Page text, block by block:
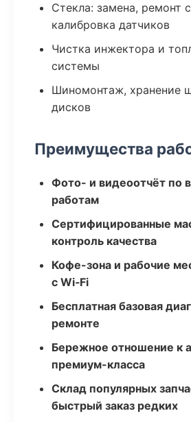
Стекла: замена, ремонт
калибровка датчиков
Чистка инжектора и
системы
Шиномонтаж, хранение
дисков
Преимущества
Фото- и видеоотчёт по
работам
Сертифицированные
контроль качества
Кофе-зона и рабочие
с Wi‑Fi
Бесплатная базовая
ремонте
Бережное отношение к
премиум-класса
Склад популярных
быстрый заказ редких